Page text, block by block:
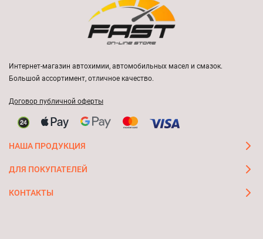
Интернет-магазин автохимии, автомобильных масел и смазок.
Большой ассортимент, отличное качество.
Договор публичной оферты
НАША ПРОДУКЦИЯ
ДЛЯ ПОКУПАТЕЛЕЙ
КОНТАКТЫ